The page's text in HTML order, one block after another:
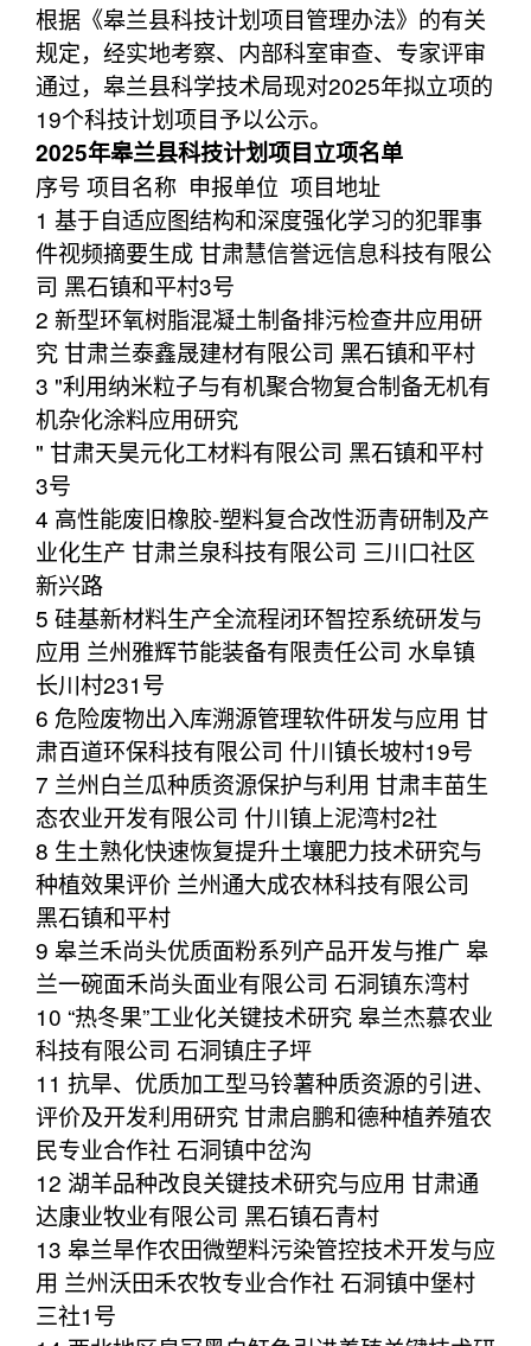
根据《皋兰县科技计划项目管理办法》的有关
规定，经实地考察、内部科室审查、专家评审
通过，皋兰县科学技术局现对2025年拟立项的
19个科技计划项目予以公示。
2025年皋兰县科技计划项目立项名单
序号 项目名称 申报单位 项目地址
1 基于自适应图结构和深度强化学习的犯罪事
件视频摘要生成 甘肃慧信誉远信息科技有限公
司 黑石镇和平村3号
2 新型环氧树脂混凝土制备排污检查井应用研
究 甘肃兰泰鑫晟建材有限公司 黑石镇和平村
3 "利用纳米粒子与有机聚合物复合制备无机有
机杂化涂料应用研究
" 甘肃天昊元化工材料有限公司 黑石镇和平村
3号
4 高性能废旧橡胶-塑料复合改性沥青研制及产
业化生产 甘肃兰泉科技有限公司 三川口社区
新兴路
5 硅基新材料生产全流程闭环智控系统研发与
应用 兰州雅辉节能装备有限责任公司 水阜镇
长川村231号
6 危险废物出入库溯源管理软件研发与应用 甘
肃百道环保科技有限公司 什川镇长坡村19号
7 兰州白兰瓜种质资源保护与利用 甘肃丰苗生
态农业开发有限公司 什川镇上泥湾村2社
8 生土熟化快速恢复提升土壤肥力技术研究与
种植效果评价 兰州通大成农林科技有限公司
黑石镇和平村
9 皋兰禾尚头优质面粉系列产品开发与推广 皋
兰一碗面禾尚头面业有限公司 石洞镇东湾村
10 “热冬果”工业化关键技术研究 皋兰杰慕农业
科技有限公司 石洞镇庄子坪
11 抗旱、优质加工型马铃薯种质资源的引进、
评价及开发利用研究 甘肃启鹏和德种植养殖农
民专业合作社 石洞镇中岔沟
12 湖羊品种改良关键技术研究与应用 甘肃通
达康业牧业有限公司 黑石镇石青村
13 皋兰旱作农田微塑料污染管控技术开发与应
用 兰州沃田禾农牧专业合作社 石洞镇中堡村
三社1号